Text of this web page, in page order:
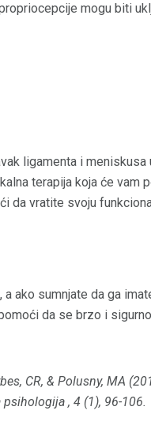
mogu biti
ligamenta i
terapija koja će vam
da vratite svoju
ako sumnjate da ga
da se brzo i
CR, & Polusny, MA
psihologija , 4 (1), 96-106.